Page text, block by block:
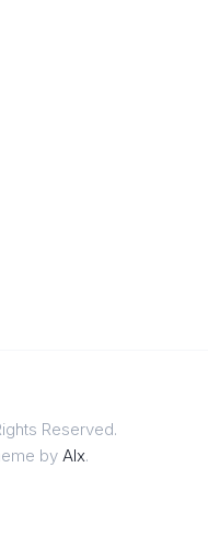
Reserved.
by Alx.